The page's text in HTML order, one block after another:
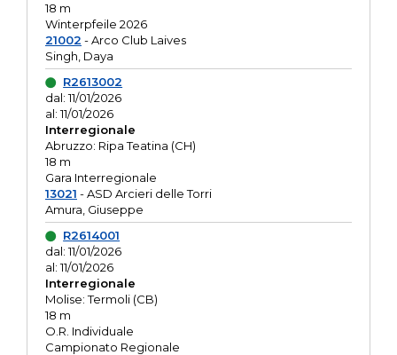
18 m
Winterpfeile 2026
21002 - Arco Club Laives
Singh, Daya
R2613002
dal: 11/01/2026
al: 11/01/2026
Interregionale
Abruzzo: Ripa Teatina (CH)
18 m
Gara Interregionale
13021 - ASD Arcieri delle Torri
Amura, Giuseppe
R2614001
dal: 11/01/2026
al: 11/01/2026
Interregionale
Molise: Termoli (CB)
18 m
O.R. Individuale
Campionato Regionale